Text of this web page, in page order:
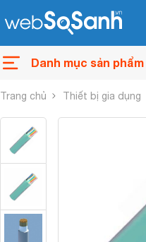
Danh mục sản phẩm
Trang chủ Thiết bị gia dụng